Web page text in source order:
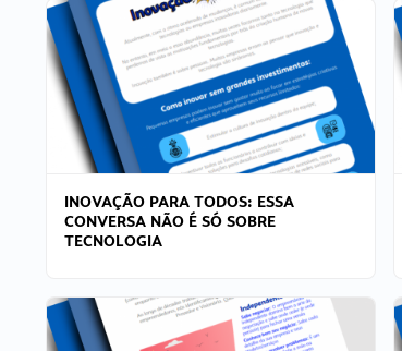
INOVAÇÃO PARA TODOS: ESSA
CONVERSA NÃO É SÓ SOBRE
TECNOLOGIA